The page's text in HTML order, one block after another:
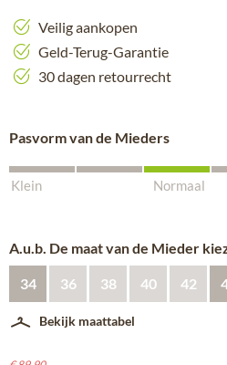
Veilig aankopen
Geld-Terug-Garantie
30 dagen retourrecht
Pasvorm van de Mieders
Klein Normaal
A.u.b. De maat van de Mieder
34 36 38 40 42
Bekijk maattabel